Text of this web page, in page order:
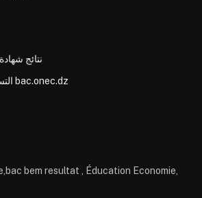
نتائج شهادة
التسجيل في بكالوريا 2026 bac.onec.dz
bem resultat , Éducation Economie,